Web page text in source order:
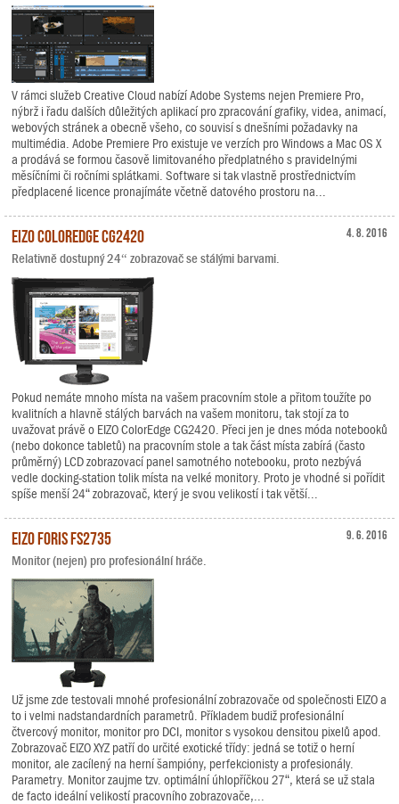
V rámci služeb Creative Cloud nabízí Adobe Systems nejen Premiere Pro,
nýbrž i řadu dalších důležitých aplikací pro zpracování grafiky, videa, animací,
webových stránek a obecně všeho, co souvisí s dnešními požadavky na
multimédia. Adobe Premiere Pro existuje ve verzích pro Windows a Mac OS X
a prodává se formou časově limitovaného předplatného s pravidelnými
měsíčními či ročními splátkami. Software si tak vlastně prostřednictvím
předplacené licence pronajímáte včetně datového prostoru na...
4. 8. 2016
EIZO ColorEdge CG2420
Relativně dostupný 24“ zobrazovač se stálými barvami.
Pokud nemáte mnoho místa na vašem pracovním stole a přitom toužíte po
kvalitních a hlavně stálých barvách na vašem monitoru, tak stojí za to
uvažovat právě o EIZO ColorEdge CG2420. Přeci jen je dnes móda notebooků
(nebo dokonce tabletů) na pracovním stole a tak část místa zabírá (často
průměrný) LCD zobrazovací panel samotného notebooku, proto nezbývá
vedle docking-station tolik místa na velké monitory. Proto je vhodné si pořídit
spíše menší 24“ zobrazovač, který je svou velikostí i tak větší...
9. 6. 2016
EIZO FORIS FS2735
Monitor (nejen) pro profesionální hráče.
Už jsme zde testovali mnohé profesionální zobrazovače od společnosti EIZO a
to i velmi nadstandardních parametrů. Příkladem budiž profesionální
čtvercový monitor, monitor pro DCI, monitor s vysokou densitou pixelů apod.
Zobrazovač EIZO XYZ patří do určité exotické třídy: jedná se totiž o herní
monitor, ale zacílený na herní šampióny, perfekcionisty a profesionály.
Parametry. Monitor zaujme tzv. optimální úhlopříčkou 27“, která se už stala
de facto ideální velikostí pracovního zobrazovače,...